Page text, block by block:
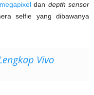
dan depth sensor
selfie yang dibawanya
Vivo